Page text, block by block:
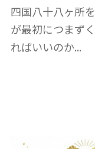
四国八十八ヶ所
が最初につまず
ればいいのか...